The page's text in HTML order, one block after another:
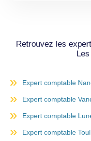
Retrouvez les
Expert comptable
Expert comptable
Expert comptable
Expert comptable Toul